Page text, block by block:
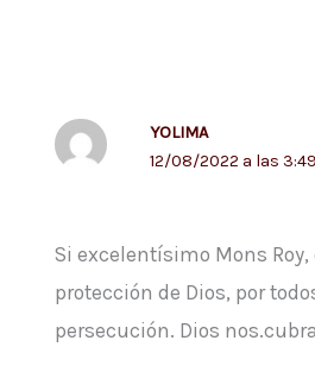
YOLIMA
12/08/2022 a las
Si excelentísimo Mons
protección de Dios, por
persecución. Dios